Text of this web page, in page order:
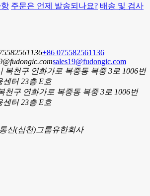
주문은 언제 발송되나요? 배송 및 검사
+86 075582561136
sales19@fudongic.com
천구 연화가로 복중동 복중 3로 1006번
센터 23층 E호
신(심천)그룹유한회사